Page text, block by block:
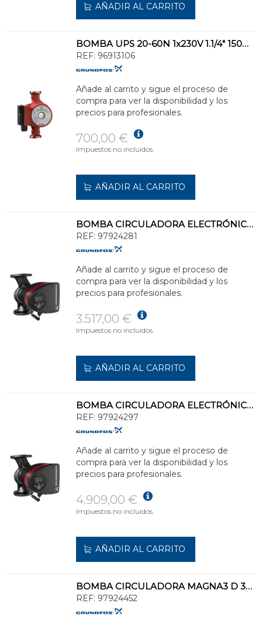
AÑADIR AL CARRITO
BOMBA UPS 20-60N 1x230V 1.1/4" 150mm
REF: 96913106
Añade al carrito y sigue el proceso de
compra para ver la disponibilidad y los
precios para profesionales.
700,00 €
Impuestos no incluidos.
AÑADIR AL CARRITO
BOMBA CIRCULADORA ELECTRÓNICA MAGNA3/50-60 PN6/10
REF: 97924281
Añade al carrito y sigue el proceso de
compra para ver la disponibilidad y los
precios para profesionales.
3.517,00 €
Impuestos no incluidos.
AÑADIR AL CARRITO
BOMBA CIRCULADORA ELECTRÓNICA MAGNA3/65-100 PN6/10
REF: 97924297
Añade al carrito y sigue el proceso de
compra para ver la disponibilidad y los
precios para profesionales.
4.909,00 €
Impuestos no incluidos.
AÑADIR AL CARRITO
BOMBA CIRCULADORA MAGNA3 D 32-100 180 230V PN10
REF: 97924452